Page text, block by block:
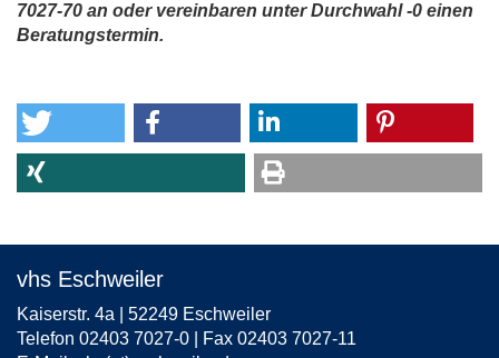
7027-70 an oder vereinbaren unter Durchwahl -0 einen
Beratungstermin.
vhs Eschweiler
Kaiserstr. 4a | 52249 Eschweiler
Telefon 02403 7027-0 | Fax 02403 7027-11